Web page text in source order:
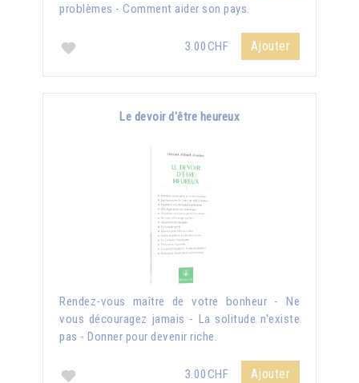
problèmes - Comment aider son pays.
3.00CHF Ajouter
Le devoir d'être heureux
Rendez-vous maître de votre bonheur - Ne
vous découragez jamais - La solitude n'existe
pas - Donner pour devenir riche.
3.00CHF Ajouter